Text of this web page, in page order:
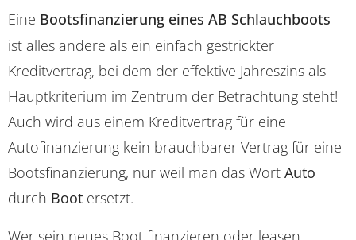
Eine Bootsfinanzierung eines AB Schlauchboots
ist alles andere als ein einfach gestrickter
Kreditvertrag, bei dem der effektive Jahreszins als
Hauptkriterium im Zentrum der Betrachtung steht!
Auch wird aus einem Kreditvertrag für eine
Autofinanzierung kein brauchbarer Vertrag für eine
Bootsfinanzierung, nur weil man das Wort Auto
durch Boot ersetzt.